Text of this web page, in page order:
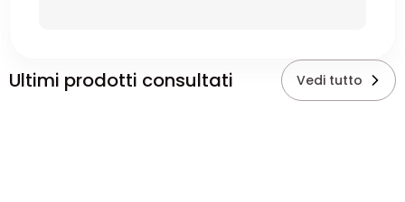
Ultimi prodotti consultati Vedi tutto